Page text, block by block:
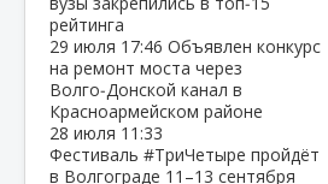
рейтинга
29 июля 17:46 Объявлен конкурс
на ремонт моста через
Волго‑Донской канал в
Красноармейском районе
28 июля 11:33
Фестиваль #ТриЧетыре пройдёт
в Волгограде 11–13 сентября